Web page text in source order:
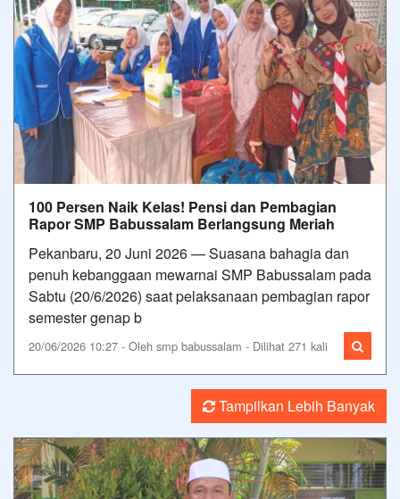
100 Persen Naik Kelas! Pensi dan Pembagian
Rapor SMP Babussalam Berlangsung Meriah
Pekanbaru, 20 Juni 2026 — Suasana bahagia dan
penuh kebanggaan mewarnai SMP Babussalam pada
Sabtu (20/6/2026) saat pelaksanaan pembagian rapor
semester genap b
20/06/2026 10:27 - Oleh smp babussalam - Dilihat 271 kali
Tampilkan Lebih Banyak